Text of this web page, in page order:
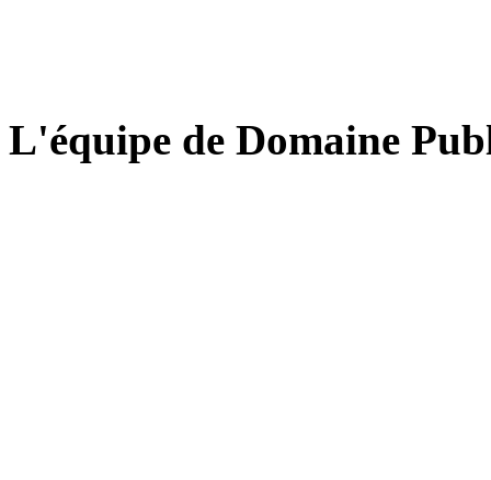
L'équipe de Domaine